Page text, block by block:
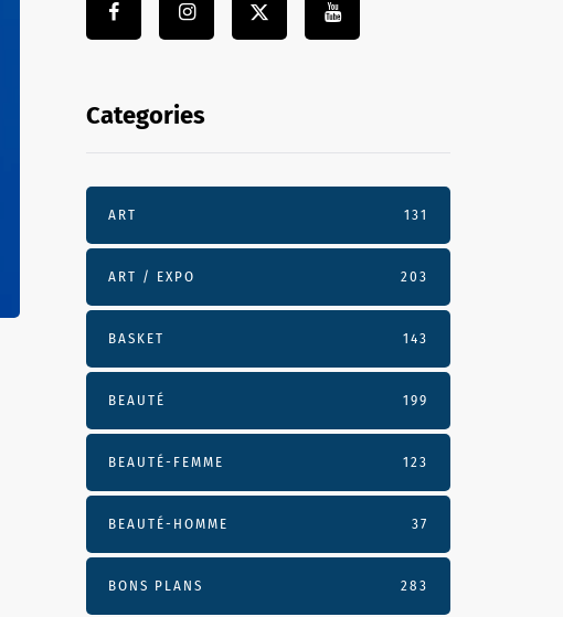
Categories
ART 131
ART / EXPO 203
BASKET 143
BEAUTÉ 199
BEAUTÉ-FEMME 123
BEAUTÉ-HOMME 37
BONS PLANS 283